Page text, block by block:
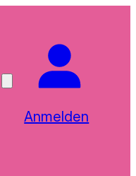
Anmelden